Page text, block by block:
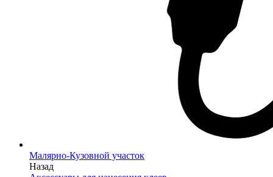
Малярно-Кузовной участок
Назад